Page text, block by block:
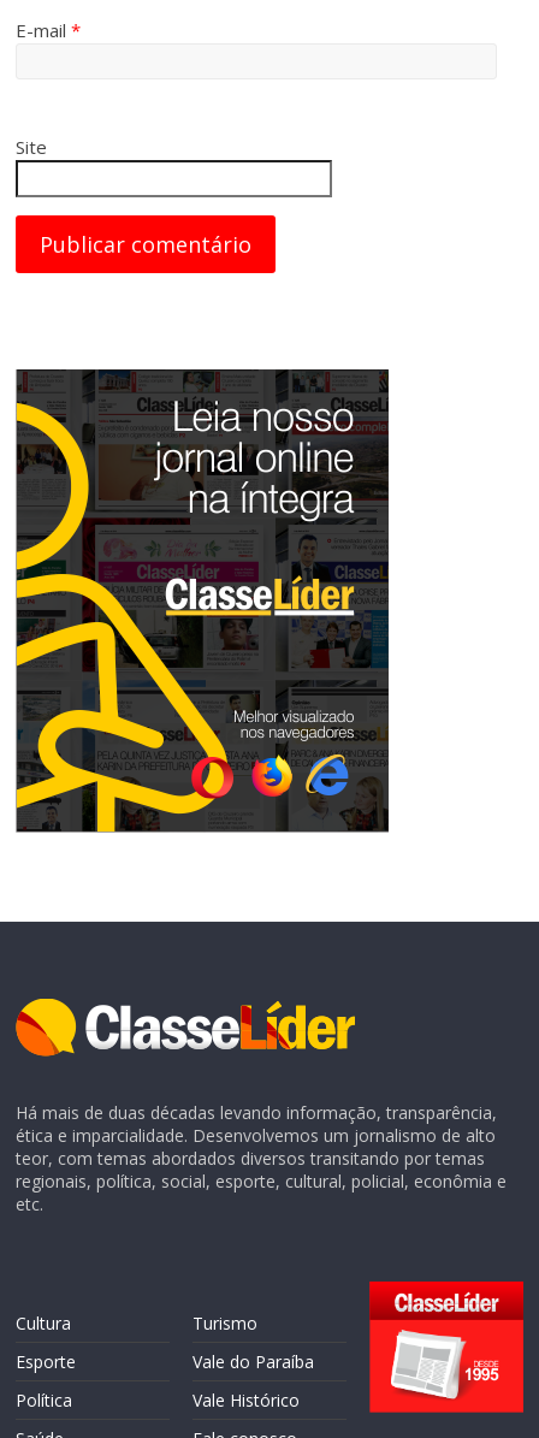
E-mail*
Site
Há mais de duas décadas levando informação, transparência,
ética e imparcialidade. Desenvolvemos um jornalismo de alto
teor, com temas abordados diversos transitando por temas
regionais, política, social, esporte, cultural, policial, econômia e
etc.
Cultura
Esporte
Política
Turismo
Vale do Paraíba
Vale Histórico